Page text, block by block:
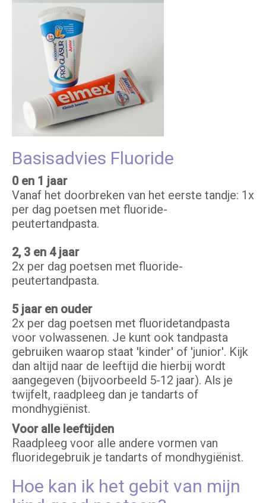
Basisadvies Fluoride
0 en 1 jaar
Vanaf het doorbreken van het eerste tandje: 1x
per dag poetsen met fluoride-
peutertandpasta.
2, 3 en 4 jaar
2x per dag poetsen met fluoride-
peutertandpasta.
5 jaar en ouder
2x per dag poetsen met fluoridetandpasta
voor volwassenen. Je kunt ook tandpasta
gebruiken waarop staat 'kinder' of 'junior'. Kijk
dan altijd naar de leeftijd die hierbij wordt
aangegeven (bijvoorbeeld 5-12 jaar). Als je
twijfelt, raadpleeg dan je tandarts of
mondhygiënist.
Voor alle leeftijden
Raadpleeg voor alle andere vormen van
fluoridegebruik je tandarts of mondhygiënist.
Hoe kan ik het gebit van mijn